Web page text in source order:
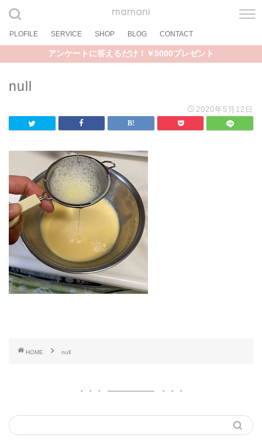
mamani
PLOFILE SERVICE SHOP BLOG CONTACT
アンケートに答えるだけ！￥5000プレゼント
null
2020年5月12日
HOME null